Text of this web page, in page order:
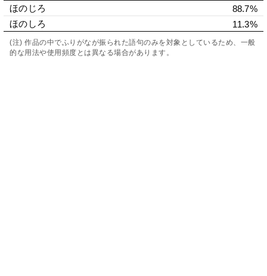
ほのじろ
88.7%
ほのしろ
11.3%
(注) 作品の中でふりがなが振られた語句のみを対象としているため、一般
的な用法や使用頻度とは異なる場合があります。